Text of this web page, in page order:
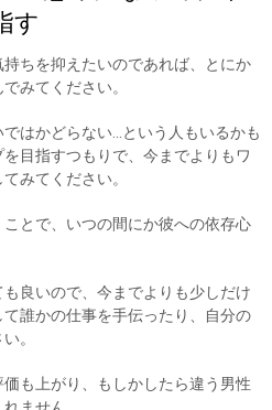
す
ちを抑えたいのであれば、とにか
みてください。
はかどらない…という人もいるかも
目指すつもりで、今までよりもワ
みてください。
とで、いつの間にか彼への依存心
良いので、今までよりも少しだけ
誰かの仕事を手伝ったり、自分の
。
も上がり、もしかしたら違う男性